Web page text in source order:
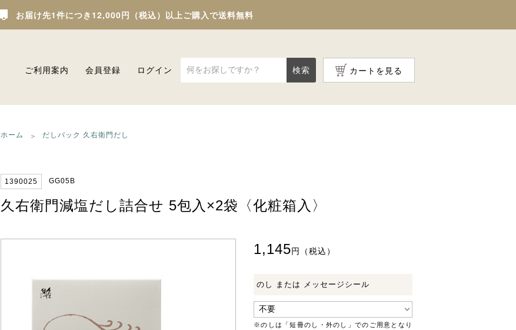
お届け先1件につき12,000円（税込）以上ご購入で送料無料
ご利用案内 会員登録 ログイン 検索 カートを見る
ホーム だしパック 久右衛門だし
1390025 GG05B
久右衛門減塩だし詰合せ 5包入×2袋〈化粧箱入〉
1,145円（税込）
のし または メッセージシール
※のしは「短冊のし・外のし」でのご用意となり